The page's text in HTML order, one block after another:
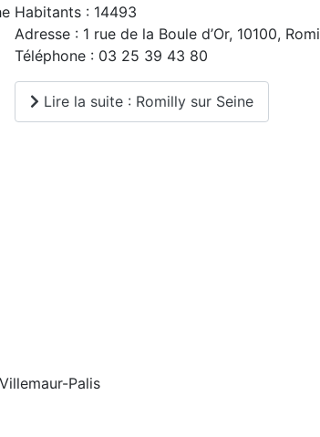
Habitants : 14493
Adresse : 1 rue de la Boule d’Or, 10100,
Téléphone : 03 25 39 43 80
Lire la suite : Romilly sur Seine
Palis